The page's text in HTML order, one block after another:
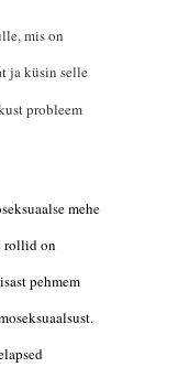
mis on
ja küsin selle
probleem
mehe
rollid on
pehmem